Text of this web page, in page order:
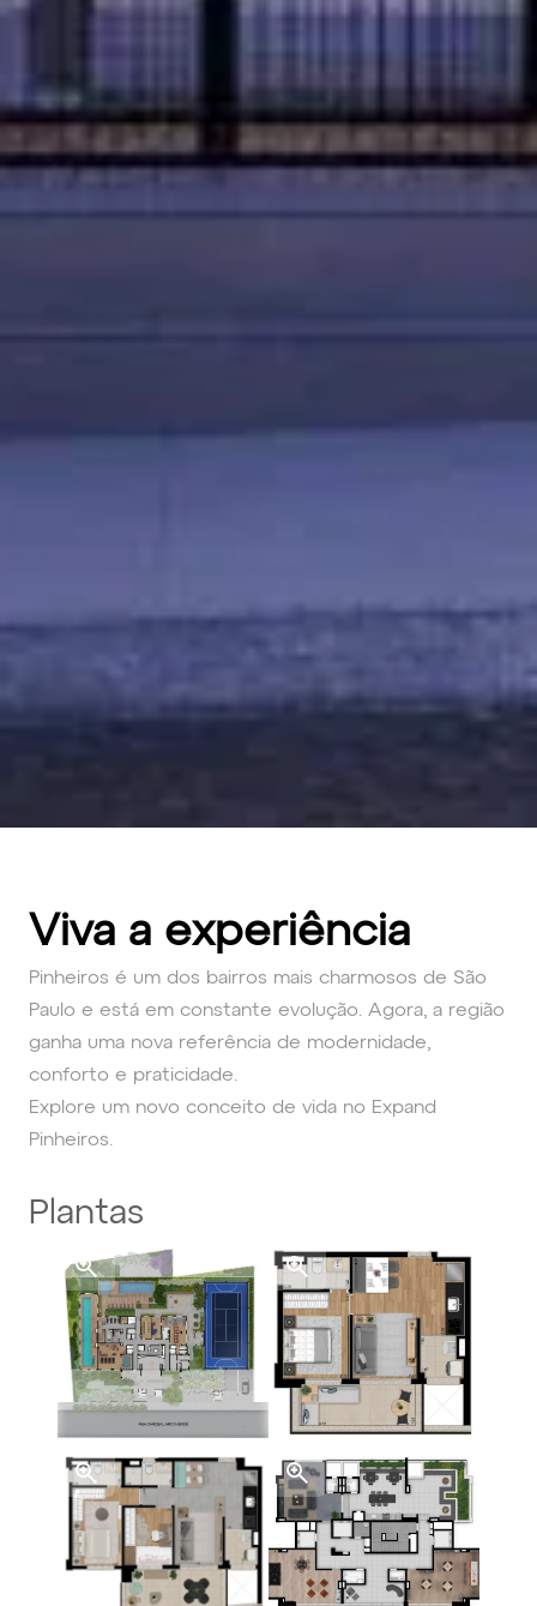
Viva a experiência
Pinheiros é um dos bairros mais charmosos de São
Paulo e está em constante evolução. Agora, a região
ganha uma nova referência de modernidade,
conforto e praticidade.
Explore um novo conceito de vida no Expand
Pinheiros.
Plantas